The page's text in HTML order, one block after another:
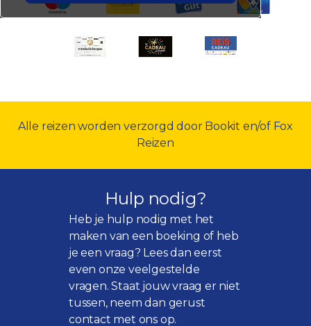
Alle reizen worden verzorgd door Bookit en/of Fox
Reizen
Hulp nodig?
Heb je hulp nodig met het
maken van een boeking of heb
je een vraag? Lees dan eerst
even onzeveelgestelde
vragen. Staat jouw vraag er niet
tussen, neem dan gerust
contact met ons op.